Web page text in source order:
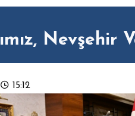
Nevşehir
15:12